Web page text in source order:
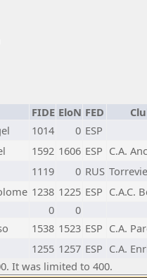
FIDE EloN FED
1014 0 ESP
1592 1606 ESP C.A.
1119 0 RUS
1238 1225 ESP C.A.C.
0 0
1538 1523 ESP C.A.
1255 1257 ESP C.A.
It was limited to 400.